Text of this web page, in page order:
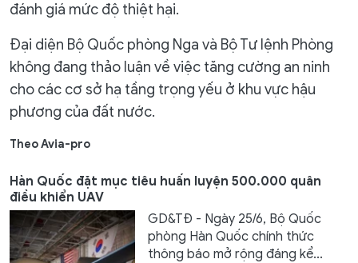
đánh giá mức độ thiệt hại.
Đại diện Bộ Quốc phòng Nga và Bộ Tư lệnh Phòng
không đang thảo luận về việc tăng cường an ninh
cho các cơ sở hạ tầng trọng yếu ở khu vực hậu
phương của đất nước.
Theo Avia-pro
Hàn Quốc đặt mục tiêu huấn luyện 500.000 quân
điều khiển UAV
GD&TĐ - Ngày 25/6, Bộ Quốc
phòng Hàn Quốc chính thức
thông báo mở rộng đáng kể...